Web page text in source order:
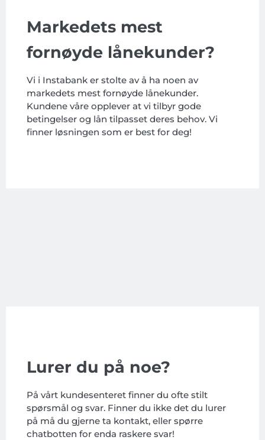
Markedets mest
fornøyde lånekunder?​
Vi i Instabank er stolte av å ha noen av
markedets mest fornøyde lånekunder.
Kundene våre opplever at vi tilbyr gode
betingelser og lån tilpasset deres behov. Vi
finner løsningen som er best for deg!
Lurer du på noe?
På vårt kundesenteret finner du ofte stilt
spørsmål og svar. Finner du ikke det du lurer
på må du gjerne ta kontakt, eller spørre
chatbotten for enda raskere svar!